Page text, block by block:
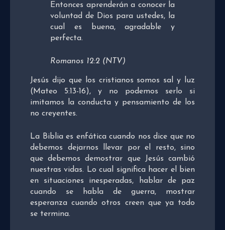
Entonces aprenderán a conocer la
voluntad de Dios para ustedes, la
cual es buena, agradable y
perfecta.
Romanos 12:2 (NTV)
Jesús dijo que los cristianos somos sal y luz
(Mateo 5:13-16), y no podemos serlo si
imitamos la conducta y pensamiento de los
no creyentes.
La Biblia es enfática cuando nos dice que no
debemos dejarnos llevar por el resto, sino
que debemos demostrar que Jesús cambió
nuestras vidas. Lo cual significa hacer el bien
en situaciones inesperadas, hablar de paz
cuando se habla de guerra, mostrar
esperanza cuando otros creen que ya todo
se termina.